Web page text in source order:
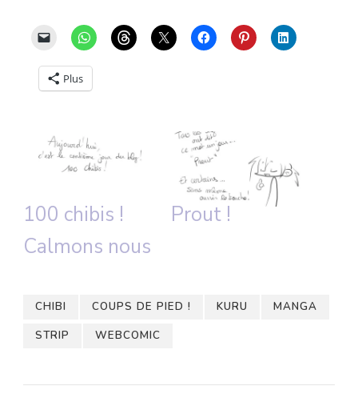
Plus
100 chibis !
Prout !
Calmons nous
CHIBI COUPS DE PIED ! KURU
MANGA
STRIP
WEBCOMIC